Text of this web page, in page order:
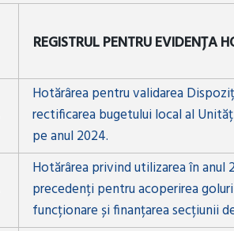
REGISTRUL PENTRU EVIDENȚA
Hotărârea pentru validarea
rectificarea bugetului local al
pe anul 2024.
Hotărârea privind utilizarea în anul
precedenți pentru acoperirea
funcționare și finanțarea secțiunii